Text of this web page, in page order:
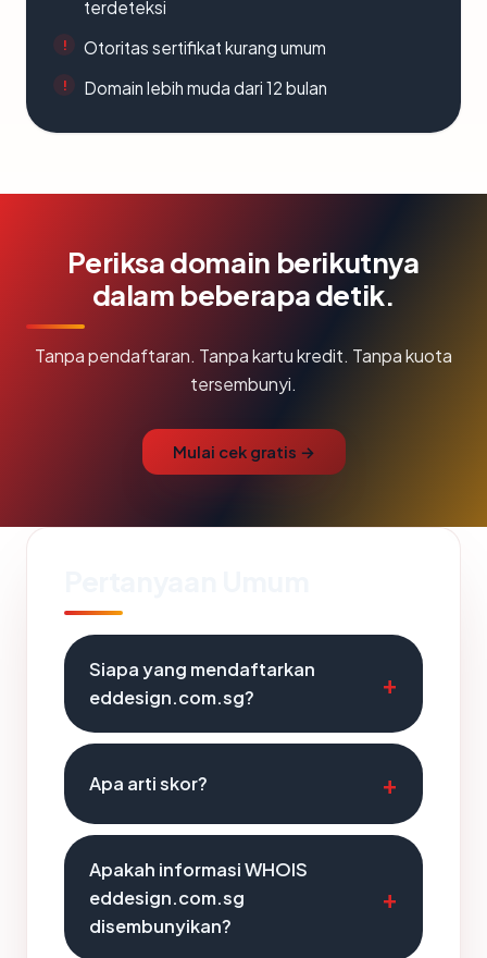
terdeteksi
Otoritas sertifikat kurang umum
Domain lebih muda dari 12 bulan
Periksa domain berikutnya
dalam beberapa detik.
Tanpa pendaftaran. Tanpa kartu kredit. Tanpa kuota
tersembunyi.
Mulai cek gratis →
Siapa yang mendaftarkan
eddesign.com.sg?
Apa arti skor?
Apakah informasi WHOIS
eddesign.com.sg
disembunyikan?